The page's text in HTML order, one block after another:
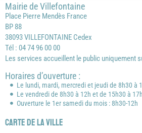
Mairie de Villefontaine
Place Pierre Mendès France
BP 88
38093 VILLEFONTAINE Cedex
Tél : 04 74 96 00 00
Les services accueillent le public uniquement
Horaires d’ouverture :
Le lundi, mardi, mercredi et jeudi de 8h30 à
Le vendredi de 8h30 à 12h et de 15h30 à 17h
Ouverture le 1er samedi du mois : 8h30-12h
Carte de la ville